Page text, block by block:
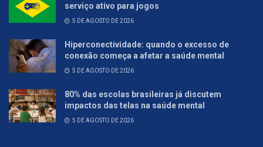
serviço ativo para jogos
5 DE AGOSTO DE 2026
Hiperconectividade: quando o excesso de
conexão começa a afetar a saúde mental
5 DE AGOSTO DE 2026
80% das escolas brasileiras já discutem
impactos das telas na saúde mental
5 DE AGOSTO DE 2026